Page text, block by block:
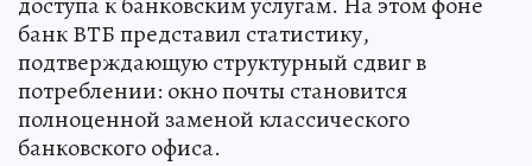
банк ВТБ представил статистику,
подтверждающую структурный сдвиг в
потреблении: окно почты становится
полноценной заменой классического
банковского офиса.